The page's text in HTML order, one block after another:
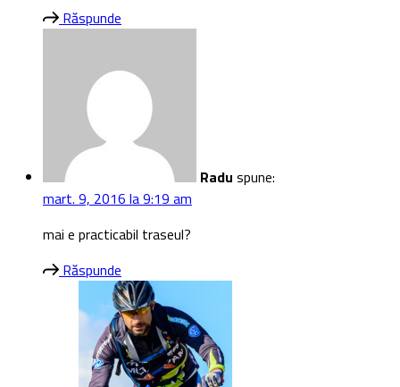
Răspunde
Radu spune:
mart. 9, 2016 la 9:19 am
mai e practicabil traseul?
Răspunde